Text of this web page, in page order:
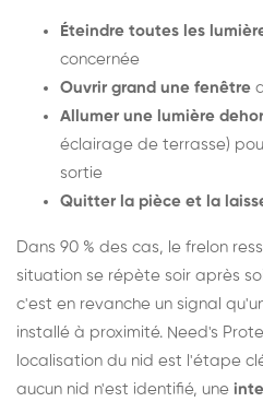
Éteindre toutes les
concernée
Ouvrir grand une fenêtre
Allumer une lumière
éclairage de terrasse)
sortie
Quitter la pièce et la
Dans 90 % des cas, le frelon
situation se répète soir après
c'est en revanche un signal
installé à proximité. Need's
localisation du nid est l'étape
aucun nid n'est identifié, une